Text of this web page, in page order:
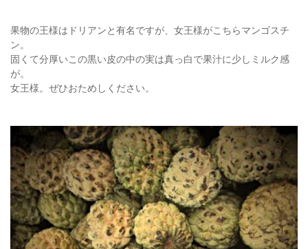
果物の王様はドリアンと有名ですが、女王様がこちらマンゴスチ
ン。
固くて分厚いこの黒い皮の中の実は真っ白で果汁に少しミルク感
が。
女王様。ぜひおためしください。